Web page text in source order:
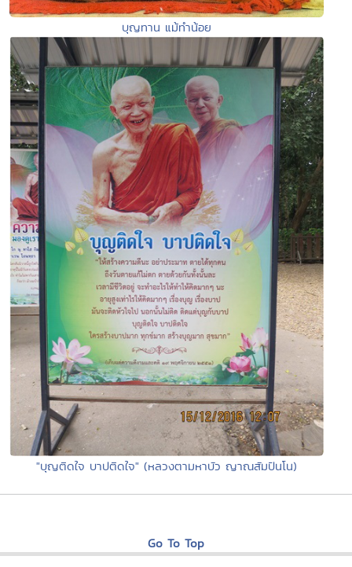
บุญทาน แม้ทำน้อย
"บุญติดใจ บาปติดใจ" (หลวงตามหาบัว ญาณสัมปันโน)
Go To Top